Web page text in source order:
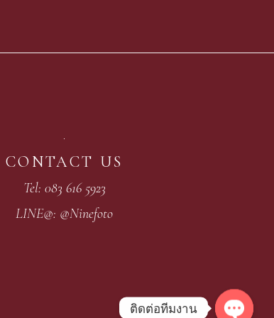
CONTACT US
Tel: 083 616 5923
LINE@: @Ninefoto
ติดต่อทีมงาน